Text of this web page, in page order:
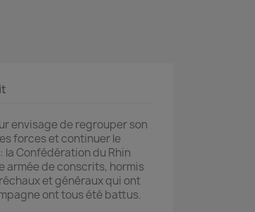
envisage de regrouper son
forces et continuer le
Confédération du Rhin
armée de conscrits, hormis
et généraux qui ont
ont tous été battus.